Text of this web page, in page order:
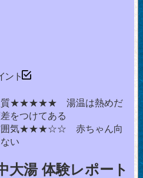
ント
★★★★★ 湯温は熱めだ
をつけてある
気★★★☆☆ 赤ちゃん向
い
大湯 体験レポート